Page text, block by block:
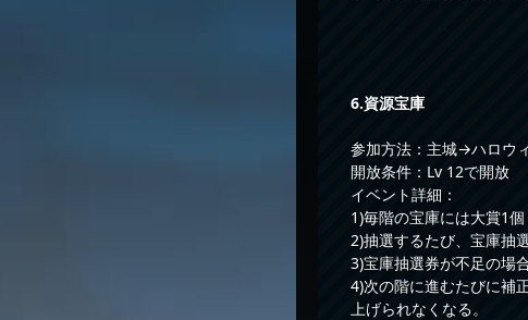
6.資源宝庫
参加方法：主城→ハロウ
開放条件：Lv 12で開放
イベント詳細：
1)毎階の宝庫には大賞1
2)抽選するたび、宝庫抽
3)宝庫抽選券が不足の場
4)次の階に進むたびに補
上げられなくなる。